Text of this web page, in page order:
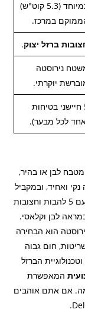
במיוחד (5.3 קוט"ש)
במרכז.
ברזל יצוק.
נירוסטה
יוקרתי.
5 חיישני בטיחות
לכל מבער).
לבן או בהיר,
ואחיד, ובמקביל
עם 5 להבות וחצובות
לבן וקלאסי.
הוא הבחירה
חום גבוה
המרווחות וטכנולוגיית הברזל
המאפשרת
אם אתם אוהבים